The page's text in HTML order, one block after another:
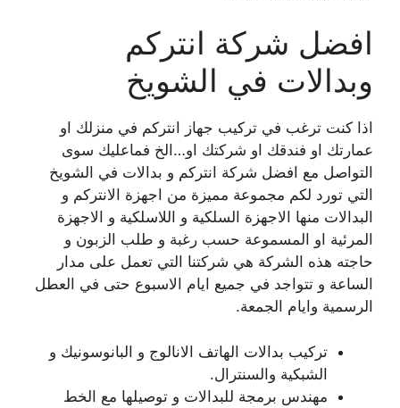
افضل شركة انتركم
وبدالات في الشويخ
اذا كنت ترغب في تركيب جهاز انتركم في منزلك او
عمارتك او فندقك او شركتك او…الخ فماعليك سوى
التواصل مع افضل شركة انتركم و بدالات في الشويخ
التي تورد لكم مجموعة مميزة من اجهزة الانتركم و
البدالات منها الاجهزة السلكية و اللاسلكية و الاجهزة
المرئية او المسموعة حسب رغبة و طلب الزبون و
حاجته هذه الشركة هي شركتنا التي تعمل على مدار
الساعة و تتواجد في جميع ايام الاسبوع حتى في العطل
الرسمية وايام الجمعة.
تركيب بدالات الهاتف الانالوج و البانوسونيك و
الشبكية والسنترال.
مهندس برمجة للبدالات و توصيلها مع الخط